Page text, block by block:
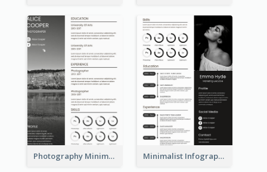
Photography Minimalist Design Resume Minimalist Infographic Resume